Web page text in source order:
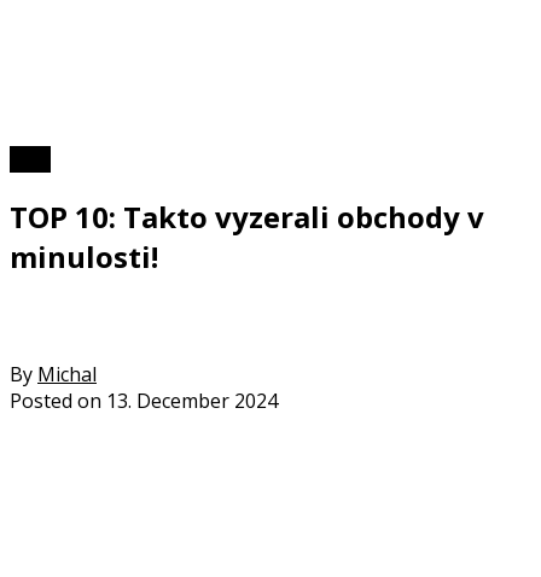
TOP 10: Takto vyzerali obchody v
minulosti!
By Michal
Posted on 13. December 2024